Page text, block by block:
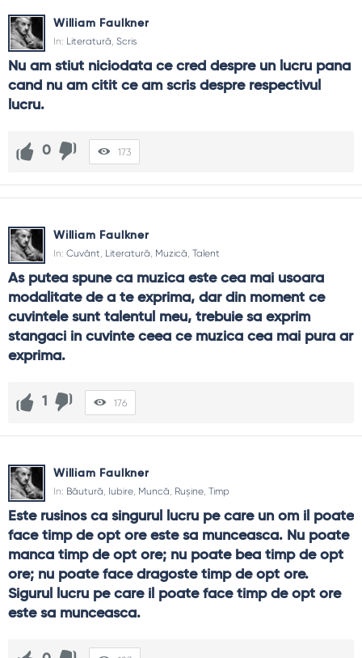
William Faulkner
In: Literatură, Scris
Nu am stiut niciodata ce cred despre un lucru pana
cand nu am citit ce am scris despre respectivul
lucru.
0 173
William Faulkner
In: Cuvânt, Literatură, Muzică, Talent
As putea spune ca muzica este cea mai usoara
modalitate de a te exprima, dar din moment ce
cuvintele sunt talentul meu, trebuie sa exprim
stangaci in cuvinte ceea ce muzica cea mai pura ar
exprima.
1 176
William Faulkner
In: Băutură, Iubire, Muncă, Rușine, Timp
Este rusinos ca singurul lucru pe care un om il poate
face timp de opt ore este sa munceasca. Nu poate
manca timp de opt ore; nu poate bea timp de opt
ore; nu poate face dragoste timp de opt ore.
Sigurul lucru pe care il poate face timp de opt ore
este sa munceasca.